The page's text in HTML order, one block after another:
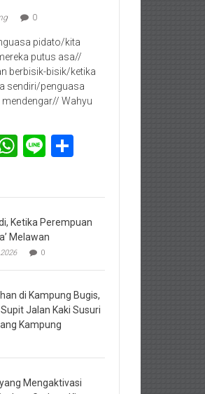
0
pidato/kita
putus asa//
berbisik-bisik/ketika
sendiri/penguasa
Wahyu
WhatsApp
Line
Ketika Perempuan
Melawan
0
di Kampung Bugis,
Jalan Kaki Susuri
Kampung
Mengaktivasi